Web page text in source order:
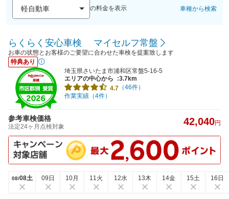
の料金を表示 車種から検索
らくらく安心車検 マイセルフ常盤
お車の状態とお客様のご要望に合わせた車検を提案致します
特典あり
埼玉県さいたま市浦和区常盤5-16-5
エリアの中心から
:3.7km
4.7 （46件）
作業実績（4件）
参考車検価格
法定24ヶ月点検対象 42,040円
08/08土 09日 10月 11火 12水 13木 14金 15土 16日